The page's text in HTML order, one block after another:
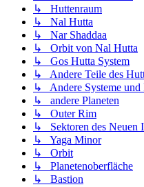
↳ Huttenraum
↳ Nal Hutta
↳ Nar Shaddaa
↳ Orbit von Nal Hutta
↳ Gos Hutta System
↳ Andere Teile des
↳ Andere Systeme und
↳ andere Planeten
↳ Outer Rim
↳ Sektoren des Neuen
↳ Yaga Minor
↳ Orbit
↳ Planetenoberfläche
↳ Bastion